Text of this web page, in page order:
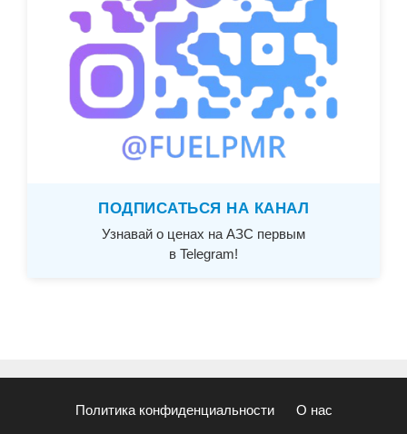
ПОДПИСАТЬСЯ НА КАНАЛ
Узнавай о ценах на АЗС первым
в Telegram!
Политика конфиденциальности О нас